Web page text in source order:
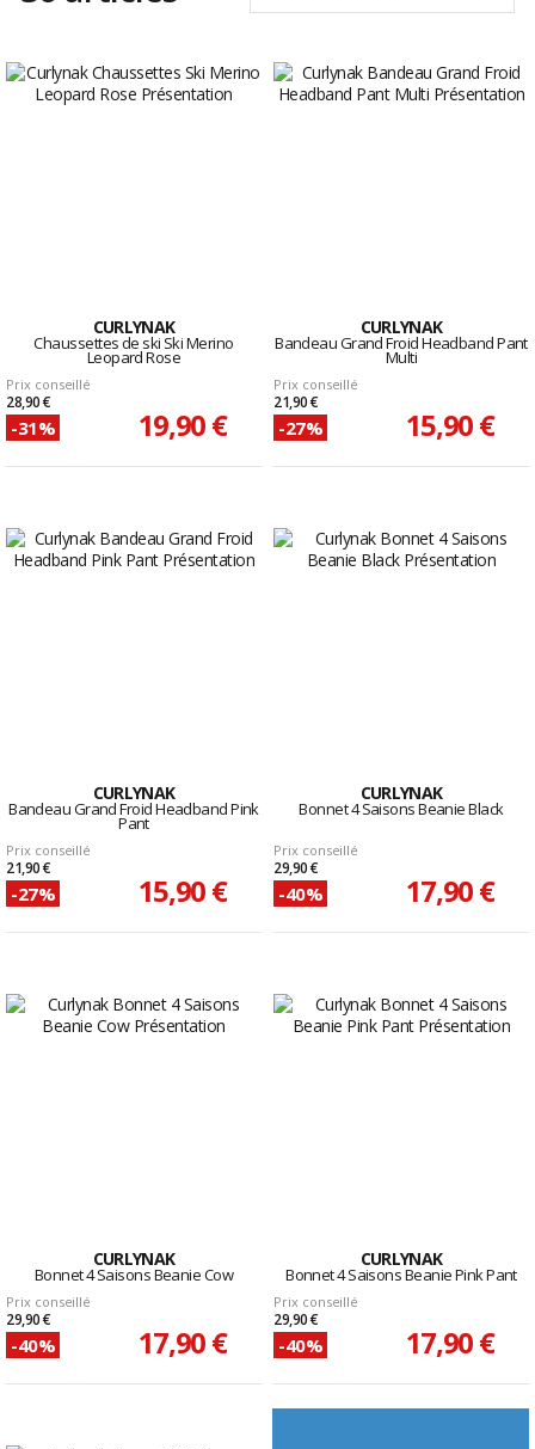
CURLYNAK
Chaussettes de ski Ski Merino
Leopard Rose
Prix conseillé
28,90 €
-31% 19,90 €
CURLYNAK
Bandeau Grand Froid Headband Pant
Multi
Prix conseillé
21,90 €
-27% 15,90 €
CURLYNAK
Bandeau Grand Froid Headband Pink
Pant
Prix conseillé
21,90 €
-27% 15,90 €
CURLYNAK
Bonnet 4 Saisons Beanie Black
Prix conseillé
29,90 €
-40% 17,90 €
CURLYNAK
Bonnet 4 Saisons Beanie Cow
Prix conseillé
29,90 €
-40% 17,90 €
CURLYNAK
Bonnet 4 Saisons Beanie Pink Pant
Prix conseillé
29,90 €
-40% 17,90 €